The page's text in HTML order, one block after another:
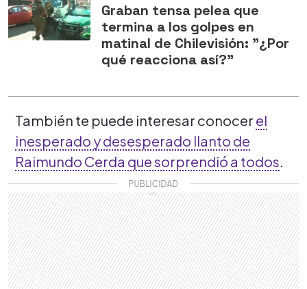
Graban tensa pelea que
termina a los golpes en
matinal de Chilevisión: "¿Por
qué reacciona así?"
También te puede interesar conocer el
inesperado y desesperado llanto de
Raimundo Cerda que sorprendió a todos.